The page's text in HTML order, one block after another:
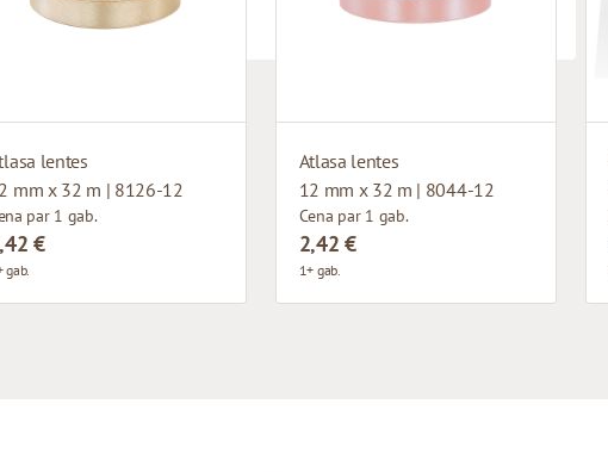
lentes
mm x 32 m | 8126-12
par 1 gab.
€
gab.
Atlasa lentes
12 mm x 32 m | 8044-12
Cena par 1 gab.
2,42 €
1+ gab.